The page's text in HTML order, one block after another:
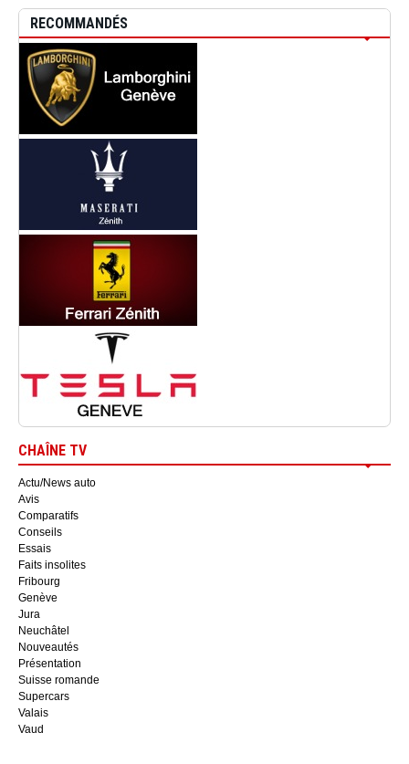
RECOMMANDÉS
CHAÎNE TV
Actu/News auto
Avis
Comparatifs
Conseils
Essais
Faits insolites
Fribourg
Genève
Jura
Neuchâtel
Nouveautés
Présentation
Suisse romande
Supercars
Valais
Vaud